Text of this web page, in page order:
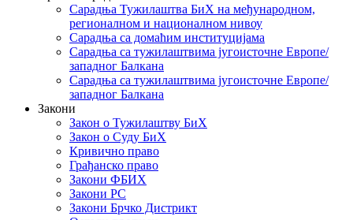
Сарадња Тужилаштва БиХ на међународном,
регионалном и националном нивоу
Сарадња са домаћим институцијама
Сарадња са тужилаштвима југоисточне Европе/
западног Балкана
Сарадња са тужилаштвима југоисточне Европе/
западног Балкана
Закони
Закон о Тужилаштву БиХ
Закон о Суду БиХ
Кривично право
Грађанско право
Закони ФБИХ
Закони РС
Закони Брчко Дистрикт